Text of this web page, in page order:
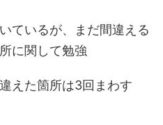
ているが、まだ間違える
に関して勉強
えた箇所は3回まわす